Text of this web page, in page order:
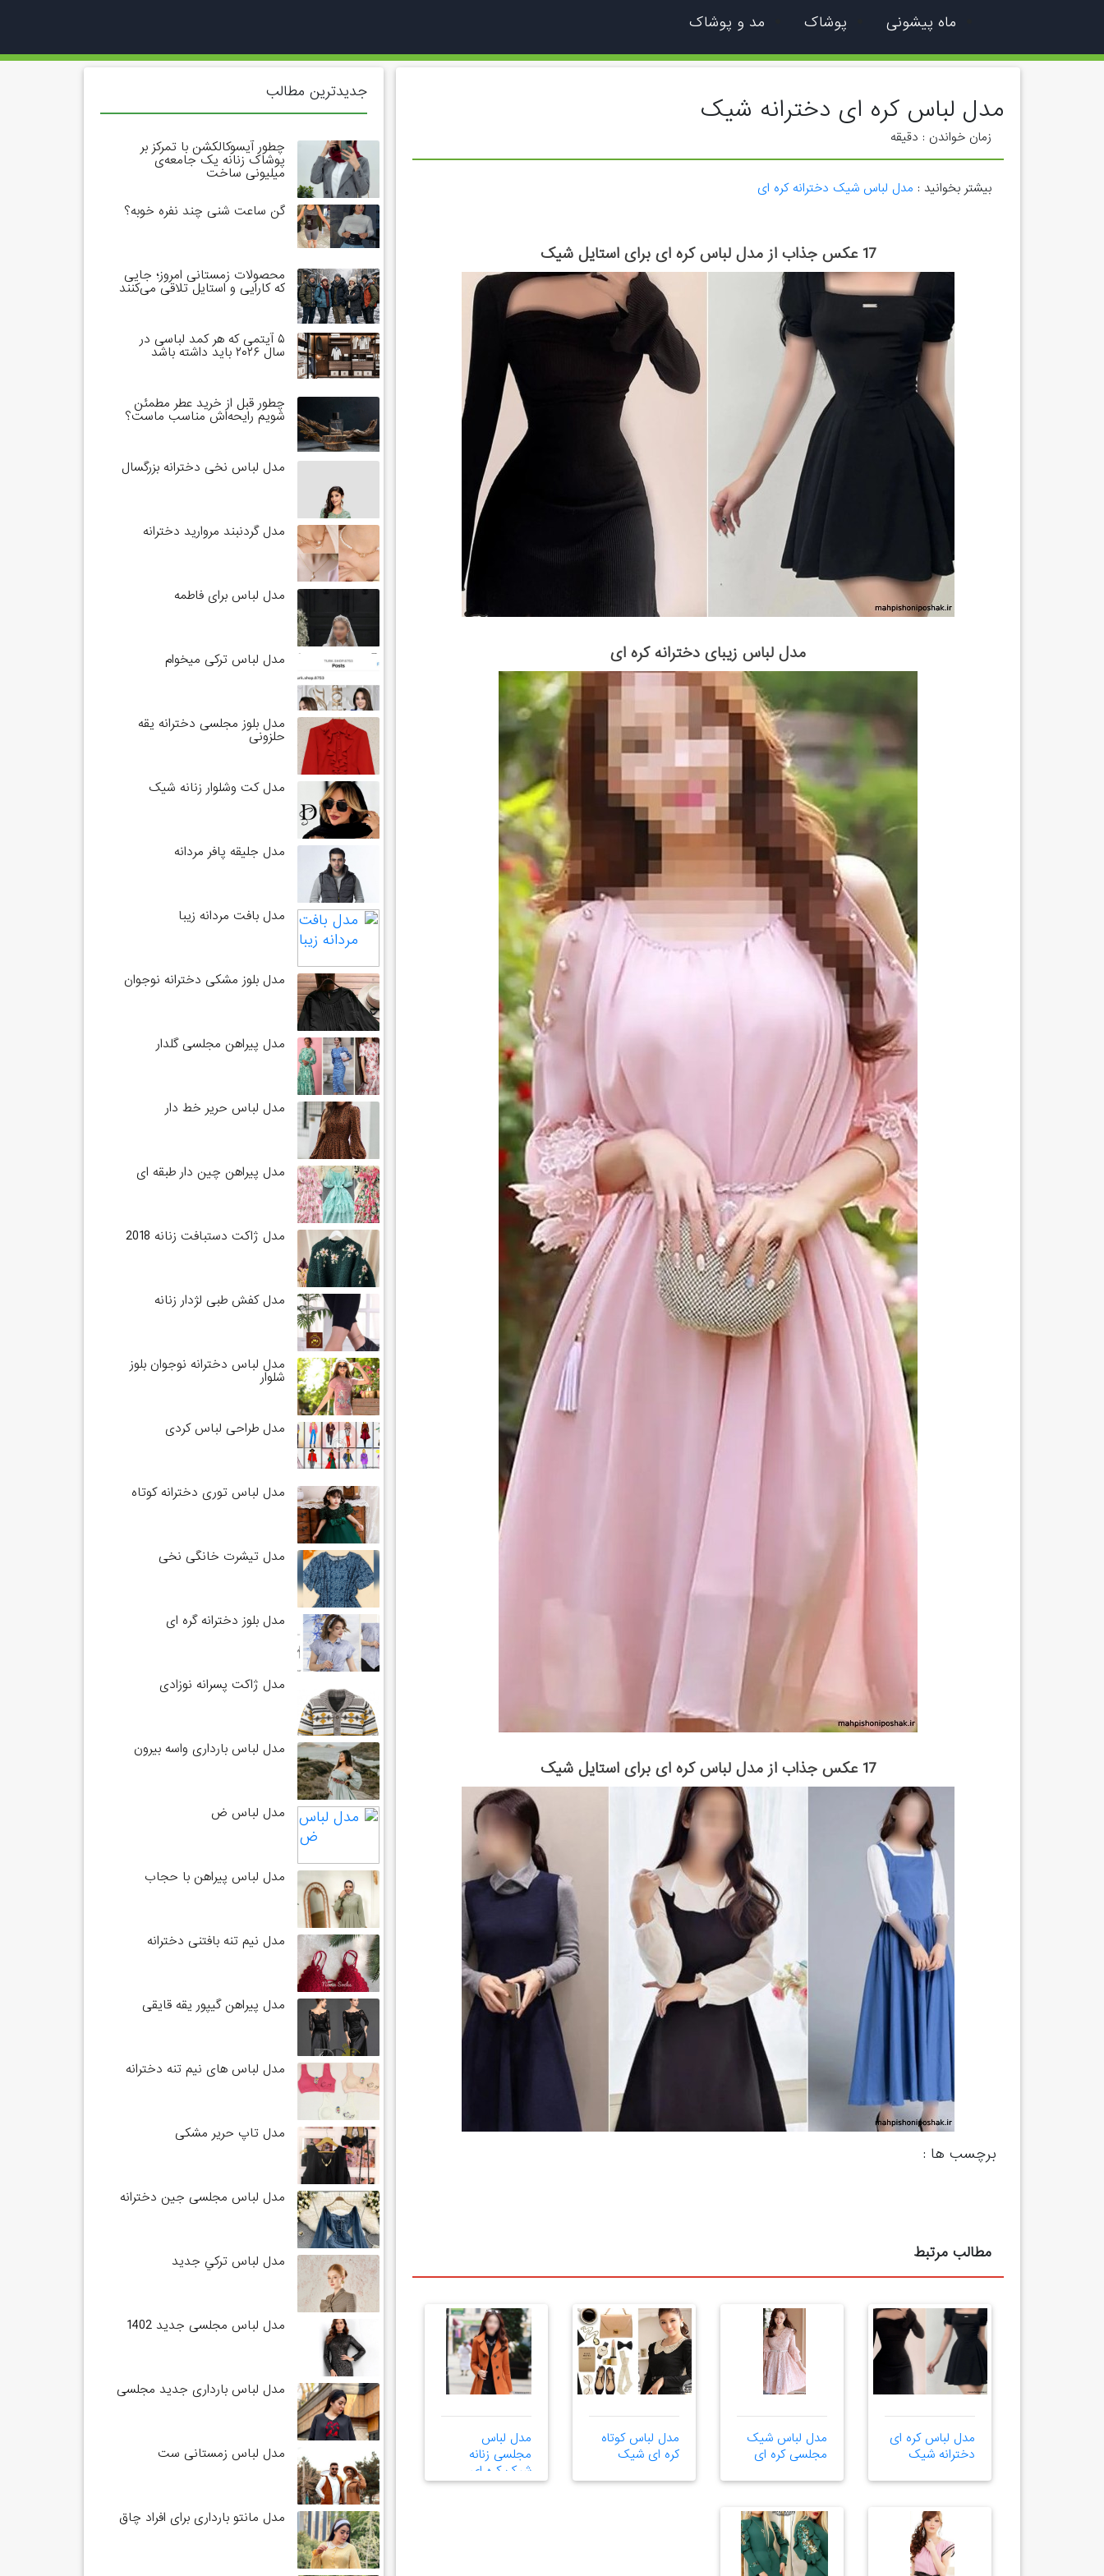
ماه پیشونی پوشاک مد و پوشاک
مدل لباس کره ای دخترانه شیک
زمان خواندن : دقیقه
بیشتر بخوانید : مدل لباس شیک دخترانه کره ای
17 عکس جذاب از مدل لباس کره ای برای استایل شیک
مدل لباس زیبای دخترانه کره ای
17 عکس جذاب از مدل لباس کره ای برای استایل شیک
برچسب ها :
مطالب مرتبط
مدل لباس کره ای
دخترانه شیک
مدل لباس شیک
مجلسی کره ای
مدل لباس کوتاه
کره ای شیک
مدل لباس
مجلسی زنانه
شیک کره ای
جدیدترین مطالب
چطور آیسوکالکشن با تمرکز بر
پوشاک زنانه یک جامعه‌ی
میلیونی ساخت
گن ساعت شنی چند نفره خوبه؟
محصولات زمستانی امروز؛ جایی
که کارایی و استایل تلاقی می‌کنند
۵ آیتمی که هر کمد لباسی در
سال ۲۰۲۶ باید داشته باشد
چطور قبل از خرید عطر مطمئن
شویم رایحه‌اش مناسب ماست؟
مدل لباس نخی دخترانه بزرگسال
مدل گردنبند مروارید دخترانه
مدل لباس برای فاطمه
مدل لباس ترکی میخوام
مدل بلوز مجلسی دخترانه یقه
حلزونی
مدل کت وشلوار زنانه شیک
مدل جلیقه پافر مردانه
مدل بافت مردانه زیبا
مدل بلوز مشکی دخترانه نوجوان
مدل پیراهن مجلسی گلدار
مدل لباس حریر خط دار
مدل پیراهن چین دار طبقه ای
مدل ژاکت دستبافت زنانه 2018
مدل کفش طبی لژدار زنانه
مدل لباس دخترانه نوجوان بلوز
شلوار
مدل طراحی لباس کردی
مدل لباس توری دخترانه کوتاه
مدل تیشرت خانگی نخی
مدل بلوز دخترانه گره ای
مدل ژاکت پسرانه نوزادی
مدل لباس بارداری واسه بیرون
مدل لباس ض
مدل لباس پیراهن با حجاب
مدل نیم تنه بافتنی دخترانه
مدل پیراهن گیپور یقه قایقی
مدل لباس های نیم تنه دخترانه
مدل تاپ حریر مشکی
مدل لباس مجلسی جین دخترانه
مدل لباس تركي جديد
مدل لباس مجلسی جدید 1402
مدل لباس بارداری جدید مجلسی
مدل لباس زمستانی ست
مدل مانتو بارداری برای افراد چاق